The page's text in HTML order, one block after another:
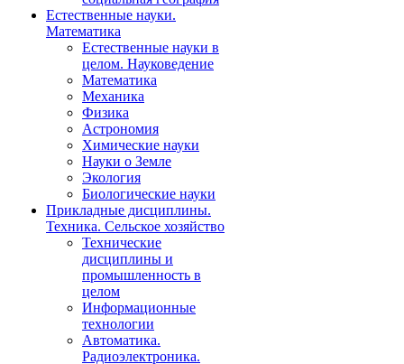
Естественные науки.
Математика
Естественные науки в
целом. Науковедение
Математика
Механика
Физика
Астрономия
Химические науки
Науки о Земле
Экология
Биологические науки
Прикладные дисциплины.
Техника. Сельское хозяйство
Технические
дисциплины и
промышленность в
целом
Информационные
технологии
Автоматика.
Радиоэлектроника.